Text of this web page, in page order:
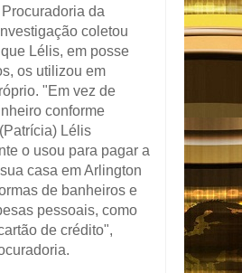
da
coletou
Lélis, em posse
os utilizou em
"Em vez de
conforme
Lélis
o usou para pagar a
casa em Arlington
de banheiros e
pessoais, como
de crédito",